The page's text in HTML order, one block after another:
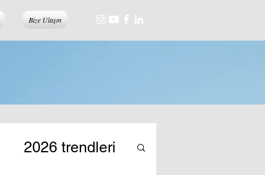
Bize Ulaşın
2026 trendleri